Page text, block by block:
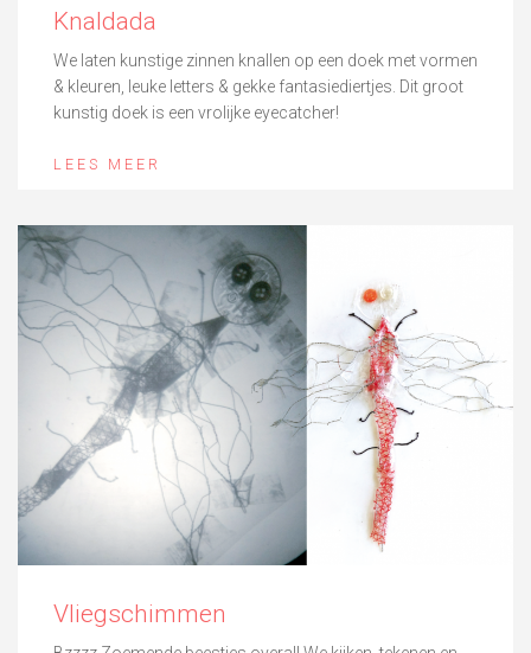
Knaldada
We laten kunstige zinnen knallen op een doek met vormen
& kleuren, leuke letters & gekke fantasiediertjes. Dit groot
kunstig doek is een vrolijke eyecatcher!
LEES MEER
Vliegschimmen